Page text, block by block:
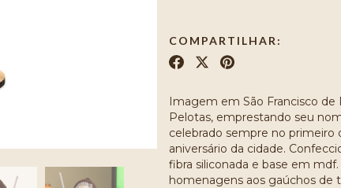
COMPARTILHAR:
Imagem em São Francisco
Pelotas, emprestando seu
celebrado sempre no
aniversário da cidade.
fibra siliconada e base em
homenagens aos gaúchos de